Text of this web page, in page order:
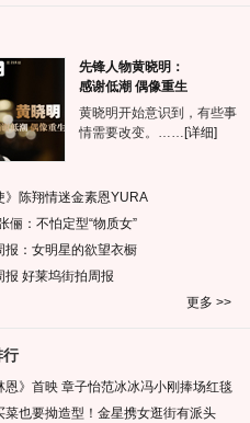
先锋人物黄晓明：
感谢低潮 偶像重生
黄晓明开始意识到，有些事
情需要改变。…… [详细]
》陈翔情迷金素恩YURA
俪：不怕定型“物质女”
报：女明星的欲望衣橱
报 好莱坞街拍周报
更多 >>
行
恩》首映 章子怡范冰冰冯小刚捧场红毯
菜也要拗造型！金星携女逛街有派头